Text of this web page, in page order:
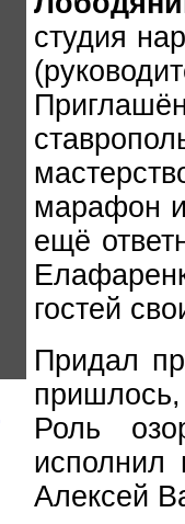
студия
марафон
ещё
гостей
Придал
Роль
исполнил
Алексей